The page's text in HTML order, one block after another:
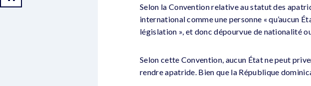
Selon la Convention relative au statut des
international comme une personne « qu’aucun
législation », et donc dépourvue de nationalité
Selon cette Convention, aucun État ne peut
rendre apatride. Bien que la République